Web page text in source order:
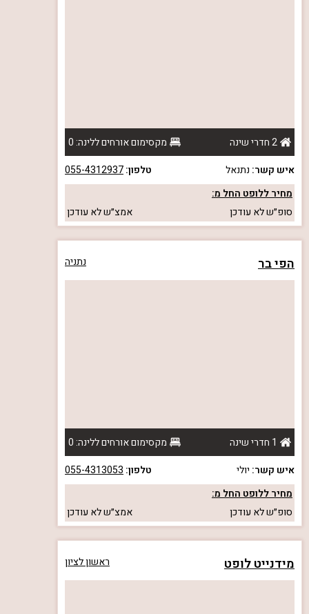
2 חדרי שינה
מקסימום אורחים ללינה: 0
איש קשר: נתנאל טלפון:055-4312937
מחיר ללופט החל מ:
סופ״שלא עודכן אמצ״שלא עודכן
הפי בר נתניה
1 חדרי שינה
מקסימום אורחים ללינה: 0
איש קשר: יולי טלפון: 055-4313053
מחיר ללופט החל מ:
סופ״שלא עודכן אמצ״שלא עודכן
מידנייט לופט ראשון לציון